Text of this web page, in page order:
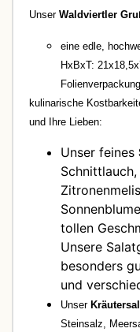
Unser Waldviertler
eine edle,
HxBxT:
kulinarische
und Ihre Lieben:
Unser feines
tollen
Unsere
besonders
und
Unser
Steinsalz,